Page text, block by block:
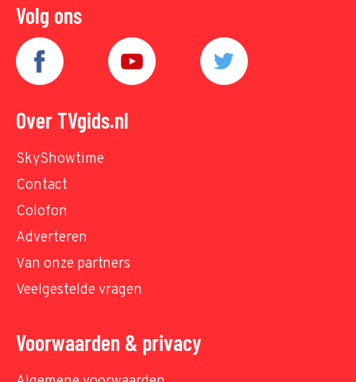
Volg ons
Over TVgids.nl
SkyShowtime
Contact
Colofon
Adverteren
Van onze partners
Veelgestelde vragen
Voorwaarden & privacy